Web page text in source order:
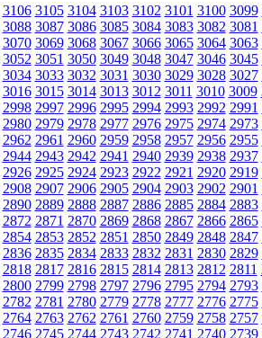
3106 3105 3104 3103 3102 3101 3100 3099
3088 3087 3086 3085 3084 3083 3082 3081
3070 3069 3068 3067 3066 3065 3064 3063
3052 3051 3050 3049 3048 3047 3046 3045
3034 3033 3032 3031 3030 3029 3028 3027
3016 3015 3014 3013 3012 3011 3010 3009
2998 2997 2996 2995 2994 2993 2992 2991
2980 2979 2978 2977 2976 2975 2974 2973
2962 2961 2960 2959 2958 2957 2956 2955
2944 2943 2942 2941 2940 2939 2938 2937
2926 2925 2924 2923 2922 2921 2920 2919
2908 2907 2906 2905 2904 2903 2902 2901
2890 2889 2888 2887 2886 2885 2884 2883
2872 2871 2870 2869 2868 2867 2866 2865
2854 2853 2852 2851 2850 2849 2848 2847
2836 2835 2834 2833 2832 2831 2830 2829
2818 2817 2816 2815 2814 2813 2812 2811
2800 2799 2798 2797 2796 2795 2794 2793
2782 2781 2780 2779 2778 2777 2776 2775
2764 2763 2762 2761 2760 2759 2758 2757
2746 2745 2744 2743 2742 2741 2740 2739